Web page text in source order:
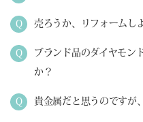
売ろうか、リフォームし
ブランド品のダイヤモン
か？
貴金属だと思うのですが